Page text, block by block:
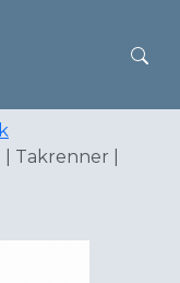
Takrenner |